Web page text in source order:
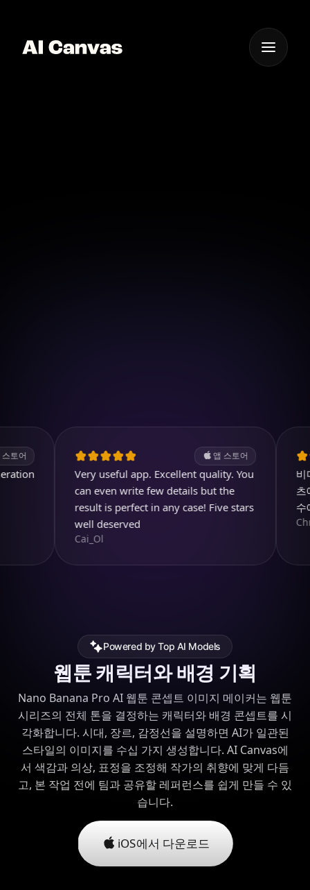
앱 스토어
Very useful app. Excellent quality. You
can even write few details but the
result is perfect in any case! Five stars
well deserved
Cai_Ol
비디오
츠에
수예요!
Chris W.
Powered by Top AI Models
웹툰 캐릭터와 배경 기획
Nano Banana Pro AI 웹툰 콘셉트 이미지 메이커는 웹툰
시리즈의 전체 톤을 결정하는 캐릭터와 배경 콘셉트를 시
각화합니다. 시대, 장르, 감정선을 설명하면 AI가 일관된
스타일의 이미지를 수십 가지 생성합니다. AI Canvas에
서 색감과 의상, 표정을 조정해 작가의 취향에 맞게 다듬
고, 본 작업 전에 팀과 공유할 레퍼런스를 쉽게 만들 수 있
습니다.
iOS에서 다운로드